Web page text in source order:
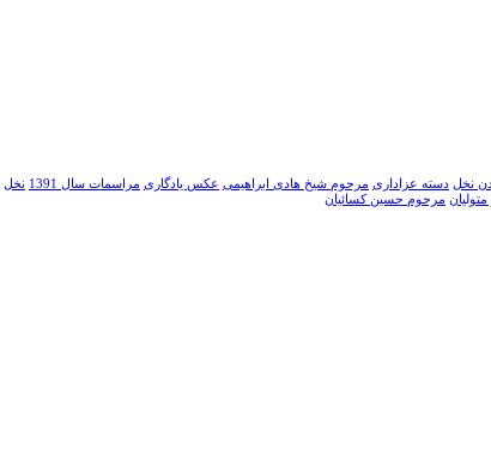
نخل دسته عزاداری مرحوم شیخ هادی ابراهیمی عکس یادگاری مراسمات سال 1391 نخل
مرحوم حسین کسائیان